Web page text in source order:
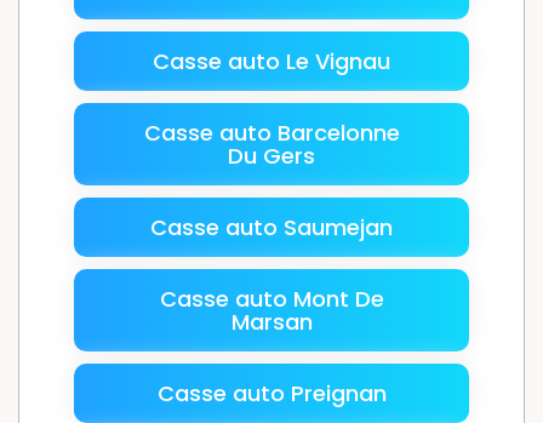
Casse auto Le Vignau
Casse auto Barcelonne
Du Gers
Casse auto Saumejan
Casse auto Mont De
Marsan
Casse auto Preignan